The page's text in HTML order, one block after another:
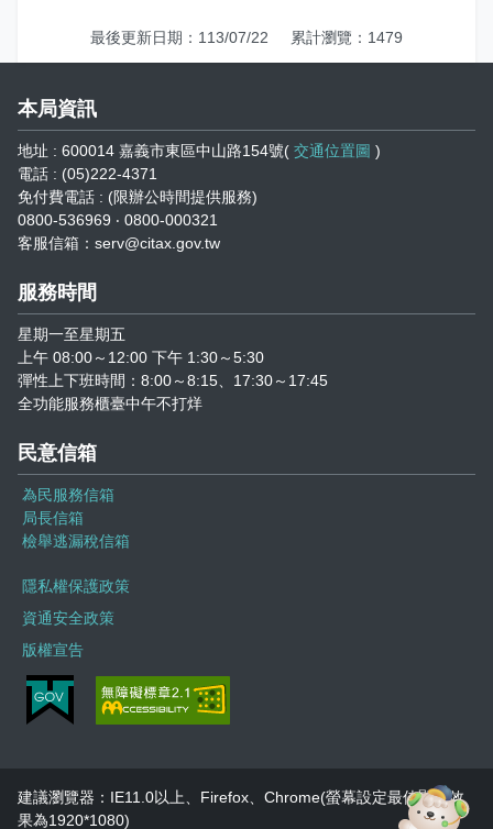
稅捐稽徵法專區
常見違章案例
災害減免專區
民法調降成年年齡專區
延、分期繳稅專區
最後更新日期：113/07/22 累計瀏覽：1479
本局資訊
地址 : 600014 嘉義市東區中山路154號( 交通位置圖 )
電話 : (05)222-4371
免付費電話 : (限辦公時間提供服務)
0800-536969 ‧ 0800-000321
客服信箱：serv@citax.gov.tw
服務時間
星期一至星期五
上午 08:00～12:00 下午 1:30～5:30
彈性上下班時間：8:00～8:15、17:30～17:45
全功能服務櫃臺中午不打烊
民意信箱
為民服務信箱
局長信箱
檢舉逃漏稅信箱
隱私權保護政策
資通安全政策
版權宣告
建議瀏覽器：IE11.0以上、Firefox、Chrome(螢幕設定最佳顯示效
果為1920*1080)